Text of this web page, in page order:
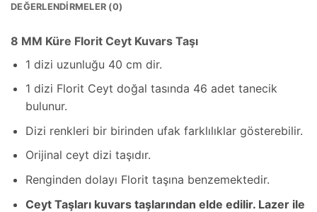
DEĞERLENDIRMELER (0)
8 MM Küre Florit Ceyt Kuvars Taşı
1 dizi uzunluğu 40 cm dir.
1 dizi Florit Ceyt doğal tasında 46 adet tanecik
bulunur.
Dizi renkleri bir birinden ufak farklılıklar gösterebilir.
Orijinal ceyt dizi taşıdır.
Renginden dolayı Florit taşına benzemektedir.
Ceyt Taşları kuvars taşlarından elde edilir. Lazer ile